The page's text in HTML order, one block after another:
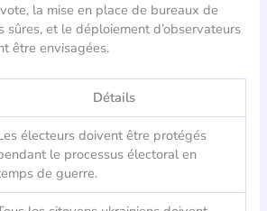
la mise en place de bureaux de
sûres, et le déploiement d’observateurs
être envisagées.
Détails
électeurs doivent être protégés
le processus électoral en
de guerre.